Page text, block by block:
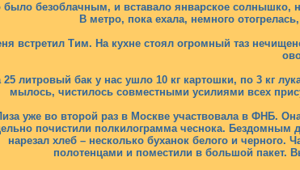
было безоблачным, и вставало январское солнышко,
В метро, пока ехала, немного
встретил Тим. На кухне стоял огромный таз
25 литровый бак у нас ушло 10 кг картошки, по 3 кг
мылось, чистилось совместными усилиями всех
уже во второй раз в Москве участвовала в ФНБ.
почистили полкилограмма чеснока.
нарезал хлеб – несколько буханок белого и
полотенцами и поместили в большой пакет.